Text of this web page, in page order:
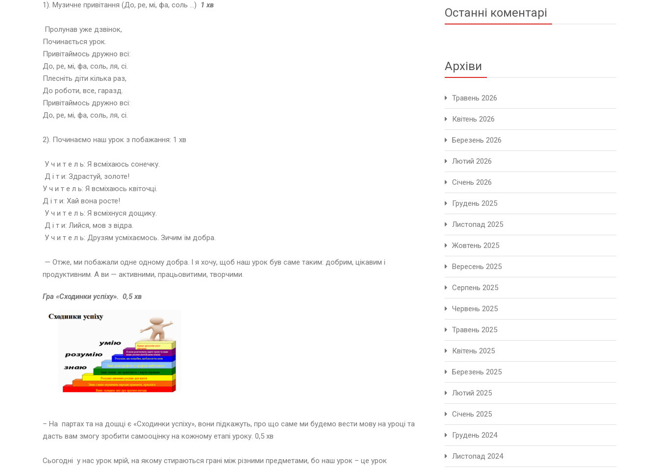
1). Музичне привітання (До, ре, мі, фа, соль …) 1 хв
Пролунав уже дзвінок,
Починається урок.
Привітаймось дружно всі:
До, ре, мі, фа, соль, ля, сі.
Плесніть діти кілька раз,
До роботи, все, гаразд.
Привітаймось дружно всі:
До, ре, мі, фа, соль, ля, сі.
2). Починаємо наш урок з побажання: 1 хв
У ч и т е л ь: Я всміхаюсь сонечку.
Д і т и: Здрастуй, золоте!
У ч и т е л ь: Я всміхаюсь квіточці.
Д і т и: Хай вона росте!
У ч и т е л ь: Я всміхнуся дощику.
Д і т и: Лийся, мов з відра.
У ч и т е л ь: Друзям усміхаємось. Зичим їм добра.
— Отже, ми побажали одне одному добра. І я хочу, щоб наш урок був саме таким: добрим, цікавим і
продуктивним. А ви — активними, працьовитими, творчими.
Гра «Сходинки успіху». 0,5 хв
– На партах та на дошці є «Сходинки успіху», вони підкажуть, про що саме ми будемо вести мову на уроці та
дасть вам змогу зробити самооцінку на кожному етапі уроку. 0,5 хв
Сьогодні у нас урок мрій, на якому стираються грані між різними предметами, бо наш урок – це урок
Останні коментарі
Архіви
Травень 2026
Квітень 2026
Березень 2026
Лютий 2026
Січень 2026
Грудень 2025
Листопад 2025
Жовтень 2025
Вересень 2025
Серпень 2025
Червень 2025
Травень 2025
Квітень 2025
Березень 2025
Лютий 2025
Січень 2025
Грудень 2024
Листопад 2024